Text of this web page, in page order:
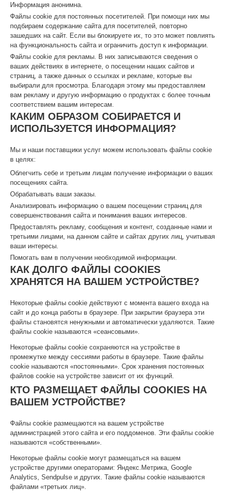
Информация анонимна.
Файлы cookie для постоянных посетителей. При помощи них мы
подбираем содержание сайта для посетителей, повторно
зашедших на сайт. Если вы блокируете их, то это может повлиять
на функциональность сайта и ограничить доступ к информации.
Файлы cookie для рекламы. В них записываются сведения о
ваших действиях в интернете, о посещении наших сайтов и
страниц, а также данных о ссылках и рекламе, которые вы
выбирали для просмотра. Благодаря этому мы предоставляем
вам рекламу и другую информацию о продуктах с более точным
соответствием вашим интересам.
КАКИМ ОБРАЗОМ СОБИРАЕТСЯ И
ИСПОЛЬЗУЕТСЯ ИНФОРМАЦИЯ?
Мы и наши поставщики услуг можем использовать файлы cookie
в целях:
Облегчить себе и третьим лицам получение информации о ваших
посещениях сайта.
Обрабатывать ваши заказы.
Анализировать информацию о вашем посещении страниц для
совершенствования сайта и понимания ваших интересов.
Предоставлять рекламу, сообщения и контент, созданные нами и
третьими лицами, на данном сайте и сайтах других лиц, учитывая
ваши интересы.
Помогать вам в получении необходимой информации.
КАК ДОЛГО ФАЙЛЫ COOKIES
ХРАНЯТСЯ НА ВАШЕМ УСТРОЙСТВЕ?
Некоторые файлы cookie действуют с момента вашего входа на
сайт и до конца работы в браузере. При закрытии браузера эти
файлы становятся ненужными и автоматически удаляются. Такие
файлы cookie называются «сеансовыми».
Некоторые файлы cookie сохраняются на устройстве в
промежутке между сессиями работы в браузере. Такие файлы
cookie называются «постоянными». Срок хранения постоянных
файлов cookie на устройстве зависит от их функций.
КТО РАЗМЕЩАЕТ ФАЙЛЫ COOKIES НА
ВАШЕМ УСТРОЙСТВЕ?
Файлы cookie размещаются на вашем устройстве
администрацией этого сайта и его поддоменов. Эти файлы cookie
называются «собственными».
Некоторые файлы cookie могут размещаться на вашем
устройстве другими операторами: Яндекс.Метрика, Google
Analytics, Sendpulse и других. Такие файлы cookie называются
файлами «третьих лиц».